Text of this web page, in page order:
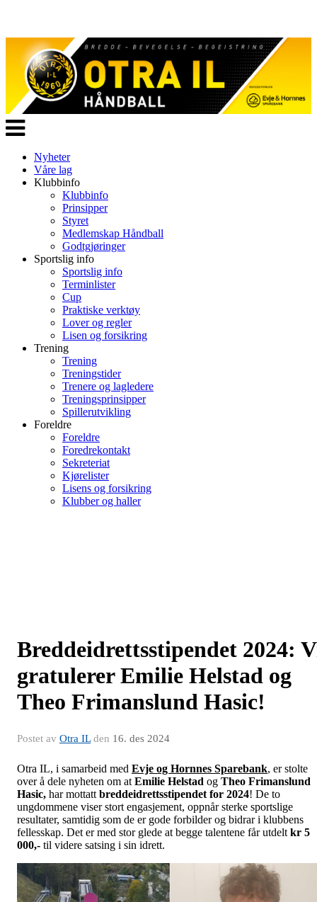
Veksle
navigasjon
Nyheter
Våre lag
Klubbinfo
Klubbinfo
Prinsipper
Styret
Medlemskap Håndball
Godtgjøringer
Sportslig info
Sportslig info
Terminlister
Cup
Praktiske verktøy
Lover og regler
Lisen og forsikring
Trening
Trening
Treningstider
Trenere og lagledere
Treningsprinsipper
Spillerutvikling
Foreldre
Foreldre
Foredrekontakt
Sekreteriat
Kjørelister
Lisens og forsikring
Klubber og haller
Breddeidrettsstipendet 2024:
gratulerer Emilie Helstad og
Theo Frimanslund Hasic!
Postet av Otra ILden 16. des 2024
Otra IL, i samarbeid med Evje og Hornnes Sparebank, er stolte
over å dele nyheten om at Emilie Helstad og Theo Frimanslund
Hasic, har mottatt breddeidrettsstipendet for 2024! De to
ungdommene viser stort engasjement, oppnår sterke sportslige
resultater, samtidig som de er gode forbilder og bidrar i klubbens
fellesskap. Det er med stor glede at begge talentene får utdelt kr 5
000,- til videre satsing i sin idrett.